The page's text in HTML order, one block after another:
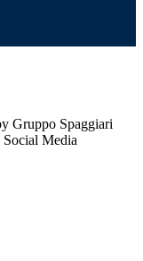
Gruppo Spaggiari
Media